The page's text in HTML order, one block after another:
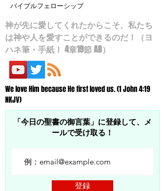
バイブルフェローシップ
神が先に愛してくれたからこそ、私たち
は神や人を愛すことができるのだ！（ヨ
ハネ筆・手紙Ⅰ 4章19節 AB）
We love Him because He first loved us. (1 John 4:19
NKJV)
「今日の聖書の御言葉」に登録して、メ
ールで受け取る！
登録